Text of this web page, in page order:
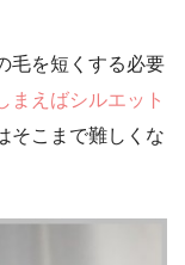
毛を短くする必要
まえばシルエット
そこまで難しくな